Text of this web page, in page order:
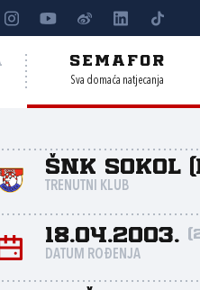
SEMAFOR
Sva domaća natjecanja
ŠNK Sokol
TRENUTNI KLUB
18.04.2003.
DATUM ROĐENJA